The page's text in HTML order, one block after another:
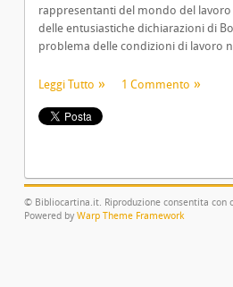
rappresentanti del mondo del lavoro
delle entusiastiche dichiarazioni di
problema delle condizioni di lavoro
Leggi Tutto 1 Commento
© Bibliocartina.it. Riproduzione consentita con
Powered by Warp Theme Framework